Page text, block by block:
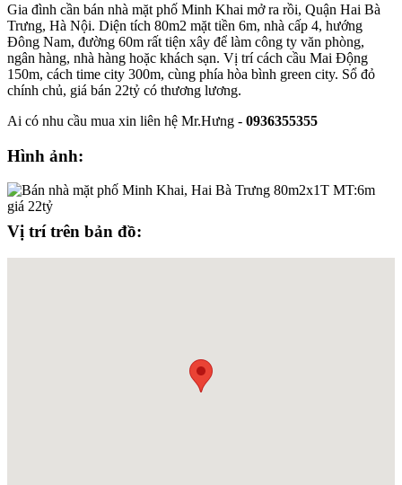
Gia đình cần bán nhà mặt phố Minh Khai mở ra rồi, Quận Hai Bà
Trưng, Hà Nội. Diện tích 80m2 mặt tiền 6m, nhà cấp 4, hướng
Đông Nam, đường 60m rất tiện xây để làm công ty văn phòng,
ngân hàng, nhà hàng hoặc khách sạn. Vị trí cách cầu Mai Động
150m, cách time city 300m, cùng phía hòa bình green city. Sổ đỏ
chính chủ, giá bán 22tỷ có thương lương.
Ai có nhu cầu mua xin liên hệ Mr.Hưng - 0936355355
Hình ảnh:
Vị trí trên bản đồ: